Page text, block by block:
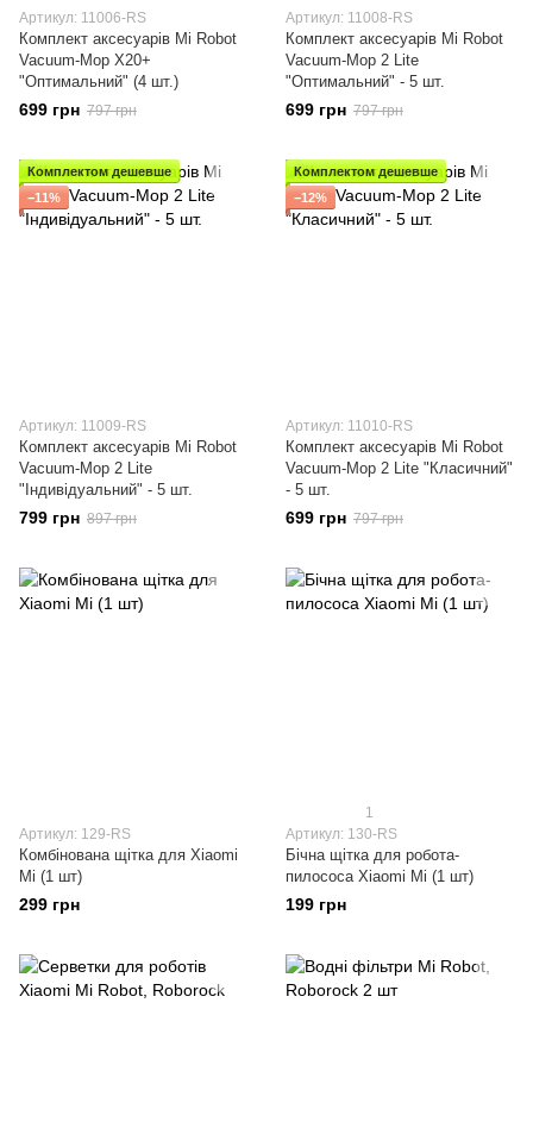
Артикул: 11006-RS
Комплект аксесуарів Mi Robot
Vacuum-Mop X20+
"Оптимальний" (4 шт.)
699 грн 797 грн
Артикул: 11008-RS
Комплект аксесуарів Mi Robot
Vacuum-Mop 2 Lite
"Оптимальний" - 5 шт.
699 грн 797 грн
Комплектом дешевше
−11%
Артикул: 11009-RS
Комплект аксесуарів Mi Robot
Vacuum-Mop 2 Lite
"Індивідуальний" - 5 шт.
799 грн 897 грн
Комплектом дешевше
−12%
Артикул: 11010-RS
Комплект аксесуарів Mi Robot
Vacuum-Mop 2 Lite "Класичний"
- 5 шт.
699 грн 797 грн
Артикул: 129-RS
Комбінована щітка для Xiaomi
Mi (1 шт)
299 грн
1
Артикул: 130-RS
Бічна щітка для робота-
пилососа Xiaomi Mi (1 шт)
199 грн